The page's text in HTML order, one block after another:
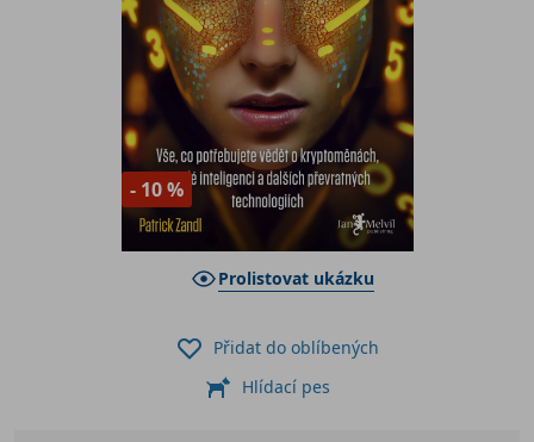
- 10 %
Prolistovat ukázku
Přidat do oblíbených
Hlídací pes